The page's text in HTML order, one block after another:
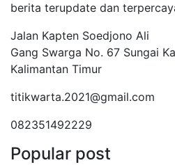
berita terupdate dan
Jalan Kapten Soedjono Ali
Gang Swarga No. 67 Sungai
Kalimantan Timur
titikwarta.2021@gmail.com
082351492229
Popular post